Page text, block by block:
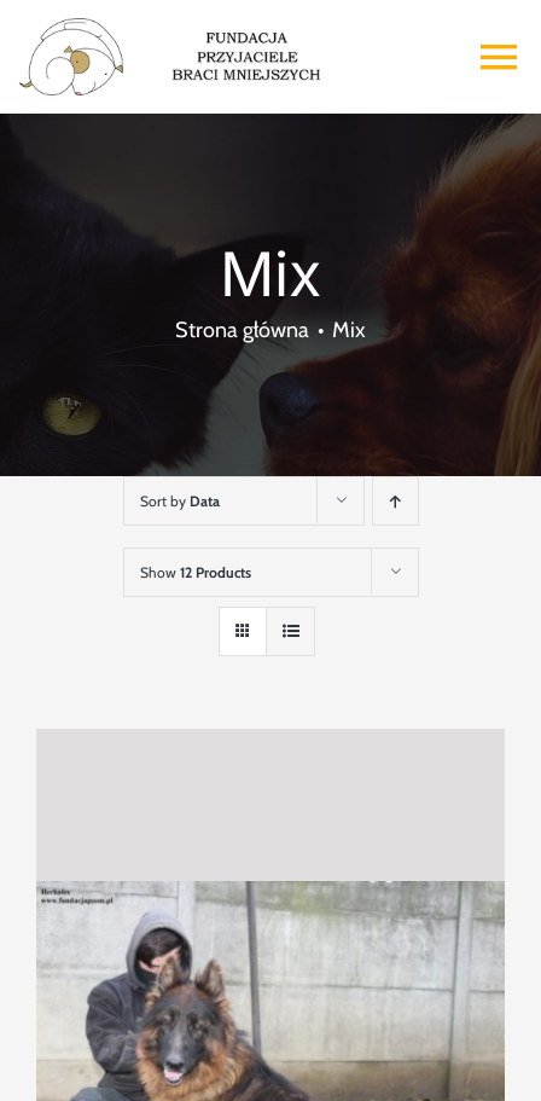
Przejdź
zawartości
Wsparcie
Kontakt
Mix
Strona główna Mix
Sort by Data
Show 12 Products